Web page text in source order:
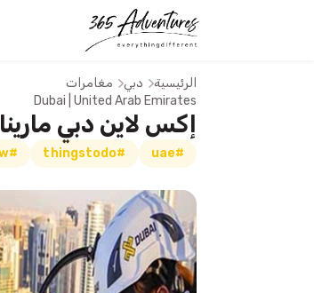
الرئيسية دبي مغامرات
Dubai | United Arab Emirates
إكس لاين دبي مارينا
#uae
#thingstodo
#sky view